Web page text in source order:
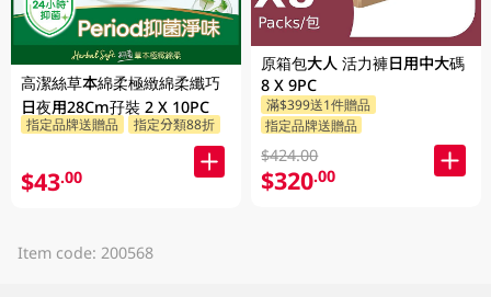
高潔絲草本綿柔極緻綿柔纖巧
日夜用28Cm孖裝 2 X 10PC
指定品牌送贈品 指定分類88折
$43.00
原箱包大人 活力褲日用中大碼
8 X 9PC
滿$399送1件贈品
指定品牌送贈品
$424.00
$320.00
Item code: 200568